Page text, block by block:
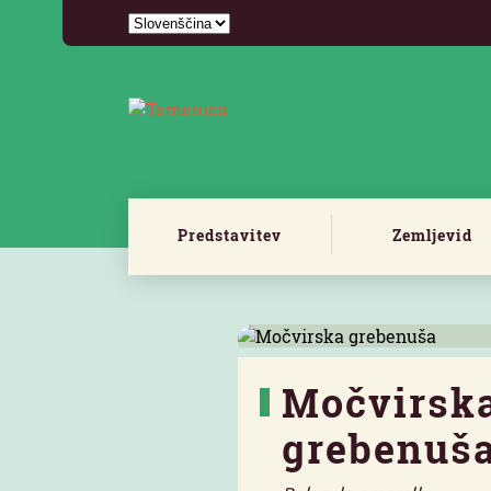
Predstavitev Zemljevid